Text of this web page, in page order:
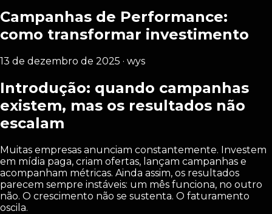
Campanhas de Performance:
como transformar investimento
13 de dezembro de 2025 · wys
Introdução: quando campanhas
existem, mas os resultados não
escalam
Muitas empresas anunciam constantemente. Investem
em mídia paga, criam ofertas, lançam campanhas e
acompanham métricas. Ainda assim, os resultados
parecem sempre instáveis: um mês funciona, no outro
não. O crescimento não se sustenta. O faturamento
oscila.